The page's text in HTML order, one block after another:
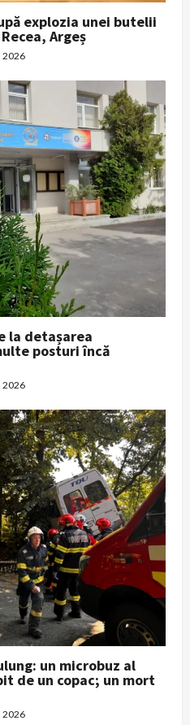
explozia unei butelii
Argeș
2026
la detașarea
posturi încă
2026
un microbuz al
de un copac; un mort
2026